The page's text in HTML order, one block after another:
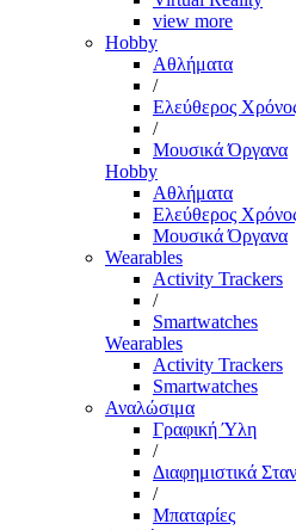
view more
Hobby
Αθλήματα
/
Ελεύθερος
/
Μουσικά Όργανα
Hobby
Αθλήματα
Ελεύθερος
Μουσικά Όργανα
Wearables
Activity Trackers
/
Smartwatches
Wearables
Activity Trackers
Smartwatches
Αναλώσιμα
Γραφική Ύλη
/
Διαφημιστικά
/
Μπαταρίες